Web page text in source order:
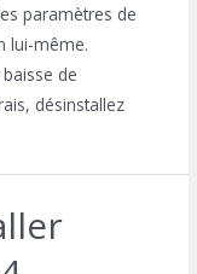
paramètres de
lui-même.
de
désinstallez